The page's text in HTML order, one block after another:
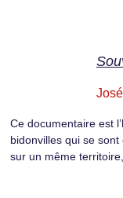
Ce documentaire est
bidonvilles qui se sont
sur un même